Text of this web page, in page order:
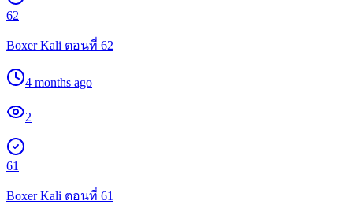
62
Boxer Kali ตอนที่ 62
4 months ago
2
61
Boxer Kali ตอนที่ 61